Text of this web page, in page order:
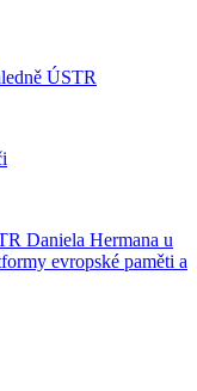
ÚSTR
Daniela Hermana u
evropské paměti a